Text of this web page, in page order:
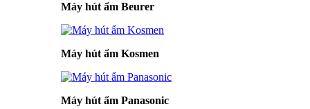
Máy hút ẩm Beurer
Máy hút ẩm Kosmen
Máy hút ẩm Panasonic